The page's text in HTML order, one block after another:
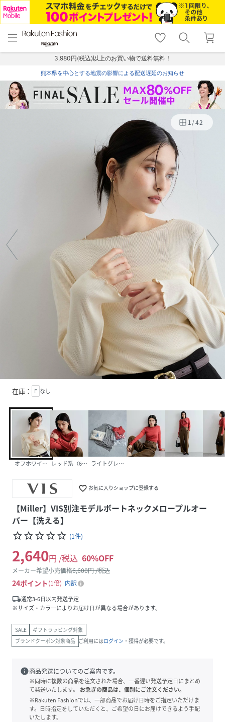
menu home
トップ
shopping_cart lock_outline
ログイン
3,980円(税込)以上のお買い物で送料無料！
熊本県を中心とする地震の影響による配送遅延のお知らせ
1/42
在庫： F なし
オフホワイト（15）レッド系（61） ライトグレー（08）
favorite_border お気に入りショップに登録する
【Miller】VIS別注モデルボートネックメロープルオー
バー【洗える】
star_borderstar_borderstar_borderstar_borderstar_border (1件)
2,640円 /税込 60%OFF
メーカー希望小売価格6,600円 /税込
24ポイント 1倍
内訳
local_shipping通常3-6日以内発送予定
※サイズ・カラーによりお届け日が異なる場合があります。
SALE
ギフトラッピング対象
ブランドクーポン対象商品 ご利用にはログイン ・獲得が必要です。
info商品発送についてのご案内です。
※同時に複数の商品を注文された場合、一番遅い発送予定日にまとめ
て発送いたします。
お急ぎの商品は、個別にご注文ください。
※Rakuten Fashionでは、一部商品でお届け日時をご指定いただけま
す。日時指定をしていただくと、ご希望の日にお届けできるよう手配
いたします。